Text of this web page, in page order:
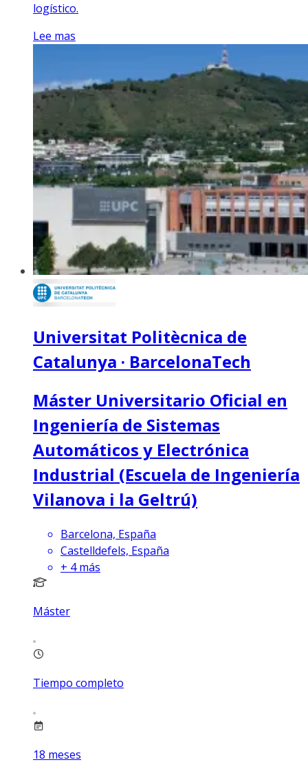
logístico.
Lee mas
Universitat Politècnica de
Catalunya · BarcelonaTech
Máster Universitario Oficial en
Ingeniería de Sistemas
Automáticos y Electrónica
Industrial (Escuela de Ingeniería
Vilanova i la Geltrú)
Barcelona, España
Castelldefels, España
+ 4 más
Máster
Tiempo completo
18 meses